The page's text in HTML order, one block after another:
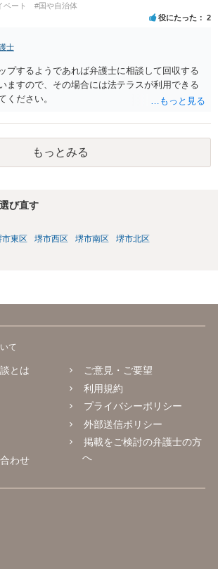
ベート #国や自治体
役にたった 2
士
プするようであれば弁護士に相談して回収する
ますので、その場合には法テラスが利用できる
ください。
もっとみる
び直す
市東区 堺市西区 堺市南区
堺市北区
て
とは
わせ
ご意見・ご要望
利用規約
プライバシーポリシー
外部送信ポリシー
掲載をご検討の弁護士の方
へ